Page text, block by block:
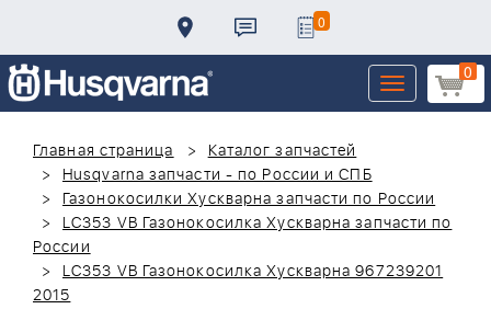
0
0
Toggle
navigation
Главная страница
Каталог запчастей
Husqvarna запчасти - по России и СПБ
Газонокосилки Хускварна запчасти по России
LC353 VB Газонокосилка Хускварна запчасти по
России
LC353 VB Газонокосилка Хускварна 967239201
2015